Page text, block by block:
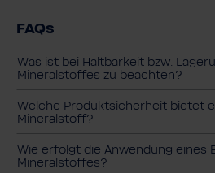
FAQs
Was ist bei Haltbarkeit bzw.
Mineralstoffes zu beachten?
Welche Produktsicherheit bietet
Mineralstoff?
Wie erfolgt die Anwendung eines
Mineralstoffes?